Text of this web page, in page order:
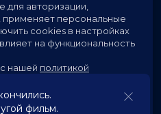
фильм.
для авторизации,
применяет персональные
cookies в настройках
на функциональность
нашей политикой